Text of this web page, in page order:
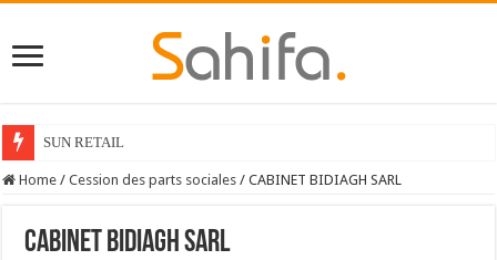
SUN RETAIL
Home / Cession des parts sociales / CABINET BIDIAGH SARL
CABINET BIDIAGH SARL